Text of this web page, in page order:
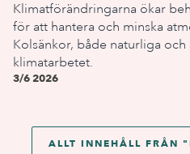
Klimatförändringarna ökar
för att hantera och minska
Kolsänkor, både naturliga
klimatarbetet.
3/6 2026
ALLT INNEHÅLL FRÅN "